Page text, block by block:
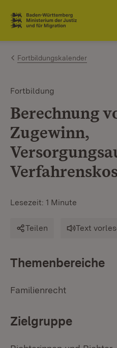
Zum Inhalt springen
Link zur Startseite
Fortbildungskalender
Fortbildung
Berechnung
Zugewinn,
Lesezeit: 1 Minute
Teilen Text
Themenbereiche
Familienrecht
Zielgruppe